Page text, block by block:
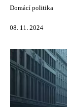
Domácí politika
08. 11. 2024